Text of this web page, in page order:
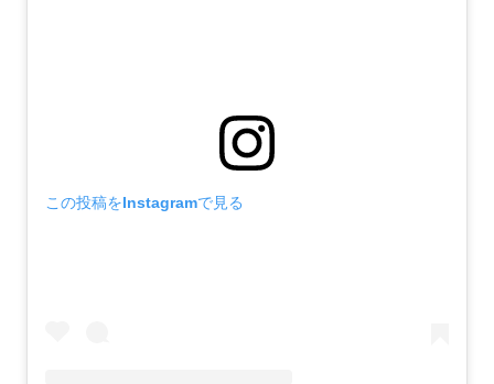
この投稿をInstagramで見る